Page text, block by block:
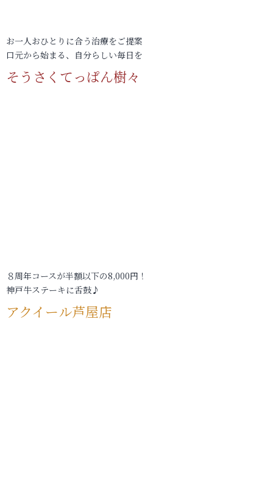
お一人おひとりに合う治療をご提案
口元から始まる、自分らしい毎日を
そうさくてっぱん樹々
８周年コースが半額以下の8,000円！
神戸牛ステーキに舌鼓♪
アクイール芦屋店